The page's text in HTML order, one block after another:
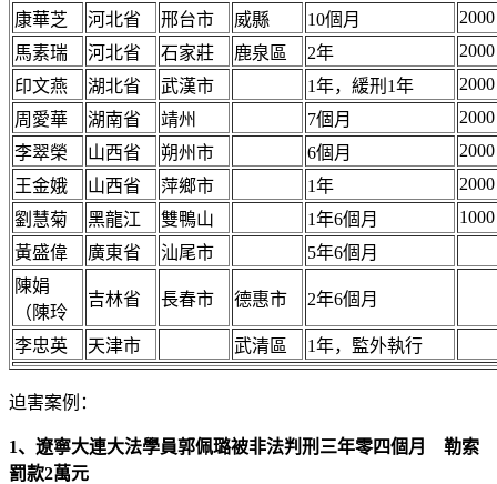
康華芝
河北省 邢台市 威縣 10個月
2000
馬素瑞
河北省 石家莊 鹿泉區 2年
2000
印文燕
湖北省 武漢市 1年，緩刑1年
2000
周愛華
湖南省 靖州 7個月
2000
李翠榮
山西省 朔州市 6個月
2000
王金娥
山西省 萍鄉市 1年
2000
劉慧菊
黑龍江 雙鴨山 1年6個月
1000
黃盛偉
廣東省 汕尾市
5年6個月
陳娟
（陳玲
吉林省 長春市 德惠市 2年6個月
李忠英 天津市 武清區 1年，監外執行
迫害案例：
1、遼寧大連大法學員郭佩璐被非法判刑三年零四個月 勒索
罰款2萬元